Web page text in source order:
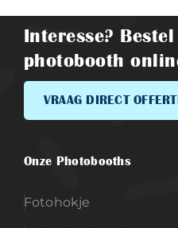
Interesse?
photobooth
VRAAG DIRECT
Onze Photobooths
Fotohokje